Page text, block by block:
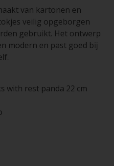
van kartonen en
veilig opgeborgen
gebruikt. Het ontwerp
modern en past goed bij
with rest panda 22 cm